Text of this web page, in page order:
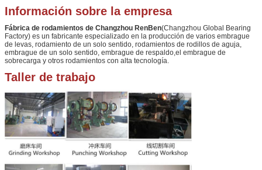
Información sobre la empresa
Fábrica de rodamientos de Changzhou RenBen(Changzhou Global Bearing
Factory) es un fabricante especializado en la producción de varios embrague
de levas, rodamiento de un solo sentido, rodamientos de rodillos de aguja,
embrague de un solo sentido, embrague de respaldo,el embrague de
sobrecarga y otros rodamientos con alta tecnología.
Taller de trabajo